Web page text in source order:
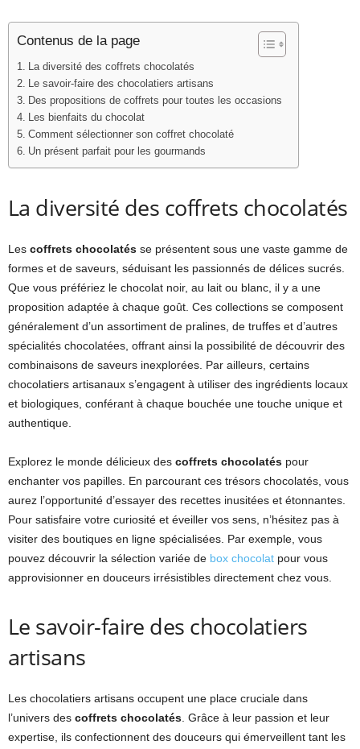
Contenus de la page
La diversité des coffrets chocolatés
Le savoir-faire des chocolatiers artisans
Des propositions de coffrets pour toutes les occasions
Les bienfaits du chocolat
Comment sélectionner son coffret chocolaté
Un présent parfait pour les gourmands
La diversité des coffrets chocolatés
Les coffrets chocolatés se présentent sous une vaste gamme de
formes et de saveurs, séduisant les passionnés de délices sucrés.
Que vous préfériez le chocolat noir, au lait ou blanc, il y a une
proposition adaptée à chaque goût. Ces collections se composent
généralement d’un assortiment de pralines, de truffes et d’autres
spécialités chocolatées, offrant ainsi la possibilité de découvrir des
combinaisons de saveurs inexplorées. Par ailleurs, certains
chocolatiers artisanaux s’engagent à utiliser des ingrédients locaux
et biologiques, conférant à chaque bouchée une touche unique et
authentique.
Explorez le monde délicieux des coffrets chocolatés pour
enchanter vos papilles. En parcourant ces trésors chocolatés, vous
aurez l’opportunité d’essayer des recettes inusitées et étonnantes.
Pour satisfaire votre curiosité et éveiller vos sens, n’hésitez pas à
visiter des boutiques en ligne spécialisées. Par exemple, vous
pouvez découvrir la sélection variée de box chocolat pour vous
approvisionner en douceurs irrésistibles directement chez vous.
Le savoir-faire des chocolatiers
artisans
Les chocolatiers artisans occupent une place cruciale dans
l’univers des coffrets chocolatés . Grâce à leur passion et leur
expertise, ils confectionnent des douceurs qui émerveillent tant les